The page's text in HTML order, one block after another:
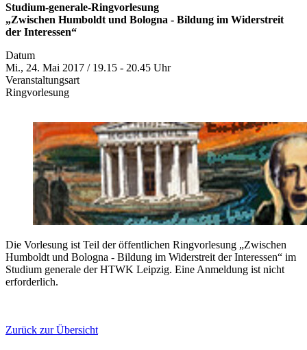
Studium-generale-Ringvorlesung
„Zwischen Humboldt und Bologna - Bildung im Widerstreit
der Interessen“
Datum
Mi., 24. Mai 2017 / 19.15 - 20.45 Uhr
Veranstaltungsart
Ringvorlesung
Die Vorlesung ist Teil der öffentlichen Ringvorlesung „Zwischen
Humboldt und Bologna - Bildung im Widerstreit der Interessen“ im
Studium generale der HTWK Leipzig. Eine Anmeldung ist nicht
erforderlich.
Zurück zur Übersicht